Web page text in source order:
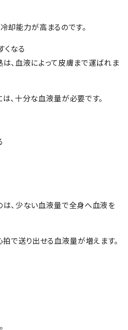
却能力が高まるのです。
なる
、血液によって皮膚まで運ばれま
、十分な血液量が必要です。
、少ない血液量で全身へ血液を
で送り出せる血液量が増えます。